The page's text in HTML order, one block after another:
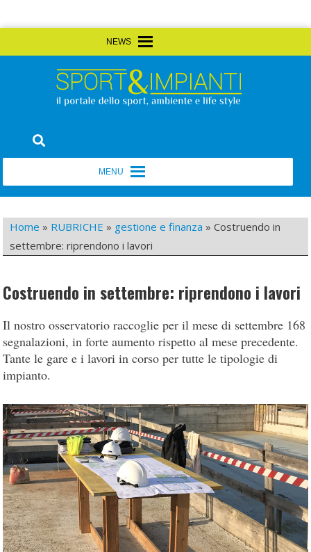
to
Sport&Impianti
Home » RUBRICHE » gestione e finanza »Costruendo in
settembre: riprendono i lavori
Costruendo in settembre: riprendono i lavori
Il nostro osservatorio raccoglie per il mese di settembre 168
segnalazioni, in forte aumento rispetto al mese precedente.
Tante le gare e i lavori in corso per tutte le tipologie di
impianto.